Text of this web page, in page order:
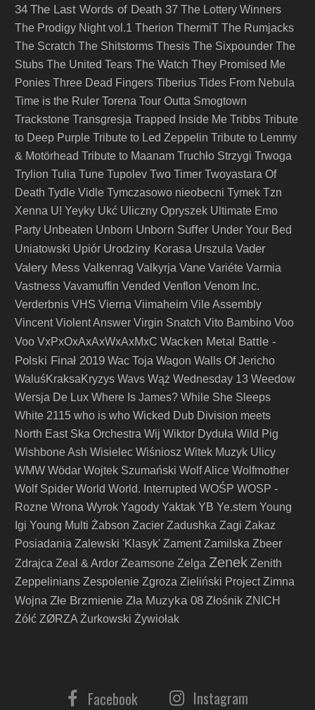
34 The Last Words of Death 37 The Lottery Winners
The Prodigy Night vol.1 Therion ThermiT The Rumjacks
The Scratch The Shitstorms Thesis The Sixpounder The
Stubs The United Tears The Watch They Promised Me
Ponies Three Dead Fingers Tiberius Tides From Nebula
Time is the Ruler Torena Tour Outta Smogtown
Trackstone Transgresja Trapped Inside Me Tribbs Tribute
to Deep Purple Tribute to Led Zeppelin Tribute to Lemmy
& Motörhead Tribute to Maanam Truchło Strzygi Trwoga
Trylion Tulia Tune Tupolev Two Timer Twoyastara Of
Death Tydle Vidle Tymczasowo nieobecni Tymek Tzn
Xenna U! Yeyky Ukć Uliczny Opryszek Ultimate Emo
Party Unbeaten Unborn Unborn Suffer Under Your Bed
Uniatowski Upiór Urodziny Korasa Urszula Vader
Valery Mess Valkenrag Valkyrja Vane Variéte Varmia
Vastness Vavamuffin Vended Venflon Venom Inc.
Verderbnis VHS Vierna Viimaheim Vile Assembly
Vincent Violent Answer Virgin Snatch Vito Bambino Voo
Voo VxPxOxAxAxWxAxMxC Wacken Metal Battle -
Polski Finał 2019 Wac Toja Wagon Walls Of Jericho
WaluśKraksaKryzys Wavs Wąż Wednesday 13 Weedow
Wersja De Lux Where Is James? While She Sleeps
White 2115 who is who Wicked Dub Division meets
North East Ska Orchestra Wij Wiktor Dyduła Wild Pig
Wishbone Ash Wisielec Wiśniosz Witek Muzyk Ulicy
WMW Wödar Wojtek Szumański Wolf Alice Wolfmother
Wolf Spider World World. Interrupted WOŚP WOSP -
Rozne Wrona Wyrok Yagody Yaktak YB Ye.stem Young
Igi Young Multi Żabson Zacier Zadushka Zagi Zakaz
Posiadania Zalewski 'Klasyk' Zament Zamilska Zbeer
Zdrajca Zeal & Ardor Zeamsone Zelga Zenek Zenith
Zeppelinians Zespolenie Zgroza Zieliński Project Zimna
Wojna Złe Brzmienie Zła Muzyka 08 Złośnik ZNICH
Żółć ZØRZA Żurkowski Żywiołak
Facebook
Instagram